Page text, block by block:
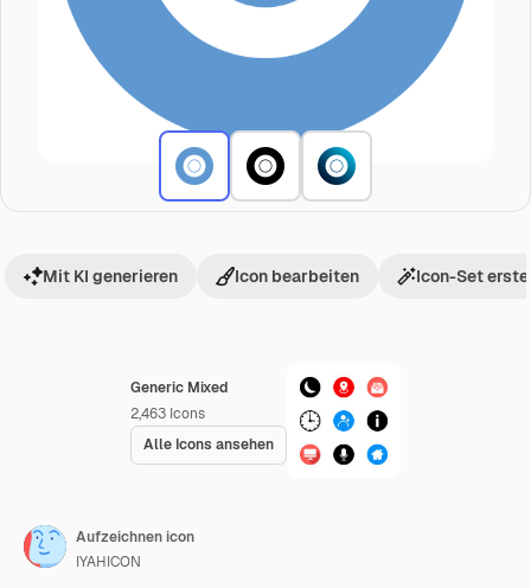
Generic Mixed
2,463 Icons
Alle Icons ansehen
Mit KI generieren Icon bearbeiten Icon-Set
Aufzeichnen icon
IYAHICON